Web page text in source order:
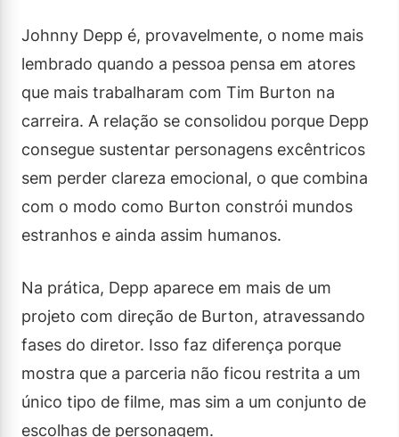
Johnny Depp é, provavelmente, o nome mais
lembrado quando a pessoa pensa em atores
que mais trabalharam com Tim Burton na
carreira. A relação se consolidou porque Depp
consegue sustentar personagens excêntricos
sem perder clareza emocional, o que combina
com o modo como Burton constrói mundos
estranhos e ainda assim humanos.
Na prática, Depp aparece em mais de um
projeto com direção de Burton, atravessando
fases do diretor. Isso faz diferença porque
mostra que a parceria não ficou restrita a um
único tipo de filme, mas sim a um conjunto de
escolhas de personagem.